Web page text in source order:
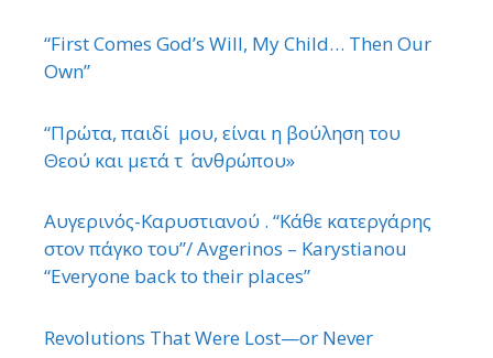
“First Comes God’s Will, My Child… Then Our
Own”
“Πρώτα, παιδί μου, είναι η βούληση του
Θεού και μετά τ ΄ ανθρώπου»
Αυγερινός-Καρυστιανού . “Κάθε κατεργάρης
στον πάγκο του”/ Avgerinos – Karystianou
“Εveryone back to their places”
Revolutions That Were Lost—or Never